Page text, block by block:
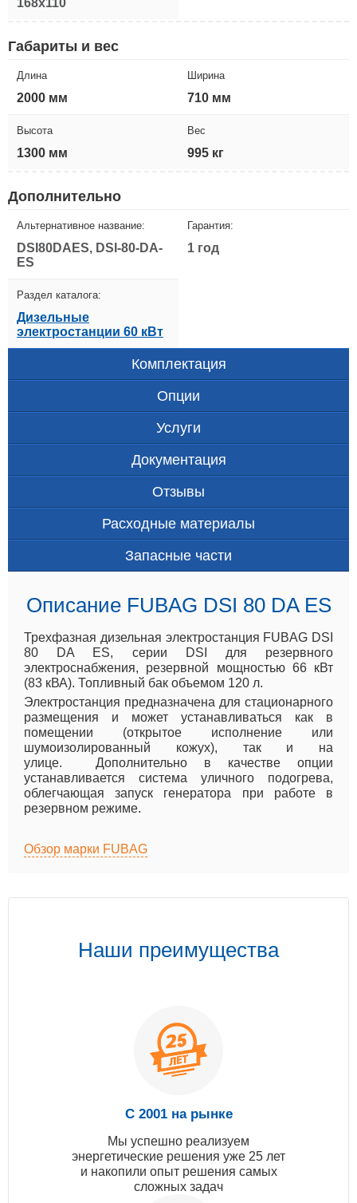
Габариты и вес
Длина
2000 мм
Ширина
710 мм
Высота
1300 мм
Вес
995 кг
Дополнительно
Альтернативное название:
DSI80DAES, DSI-80-DA-
ES
Гарантия:
1 год
Раздел каталога:
Дизельные
электростанции 60 кВт
Комплектация
Опции
Услуги
Документация
Отзывы
Расходные материалы
Запасные части
Описание FUBAG DSI 80 DA ES
Трехфазная дизельная электростанция FUBAG DSI
80 DA ES, серии DSI для резервного
электроснабжения, резервной мощностью 66 кВт
(83 кВА). Топливный бак объемом 120 л.
Электростанция предназначена для стационарного
размещения и может устанавливаться как в
помещении (открытое исполнение или
шумоизолированный кожух), так и на
улице. Дополнительно в качестве опции
устанавливается система уличного подогрева,
облегчающая запуск генератора при работе в
резервном режиме.
Обзор марки FUBAG
Наши преимущества
С 2001 на рынке
Мы успешно реализуем
энергетические решения уже 25 лет
и накопили опыт решения самых
сложных задач